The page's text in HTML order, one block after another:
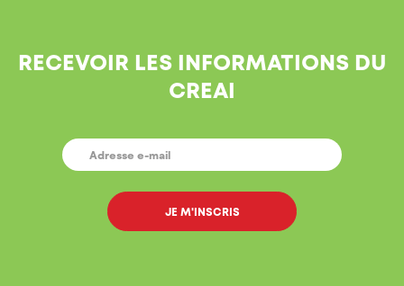
RECEVOIR LES INFORMATIONS DU
CREAI
E-
MAIL *